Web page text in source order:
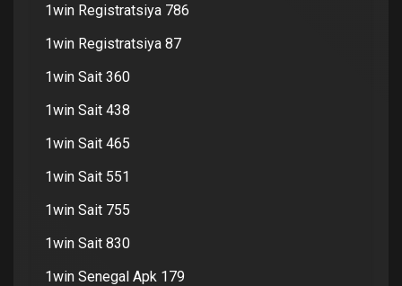
1win Registratsiya 786
1win Registratsiya 87
1win Sait 360
1win Sait 438
1win Sait 465
1win Sait 551
1win Sait 755
1win Sait 830
1win Senegal Apk 179